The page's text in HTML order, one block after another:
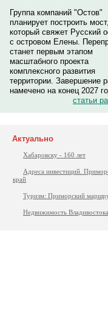
Группа компаний "Остов"
планирует построить мост,
который свяжет Русский
с островом Елены.
станет первым этапом
масштабного проекта
комплексного развития
территории. Завершение
намечено на конец 2027
статьи
Актуально
Хабаровску - 160 лет
Адреса инвестиций.
край
Туризм: Приморский
Недвижимость Владивостока